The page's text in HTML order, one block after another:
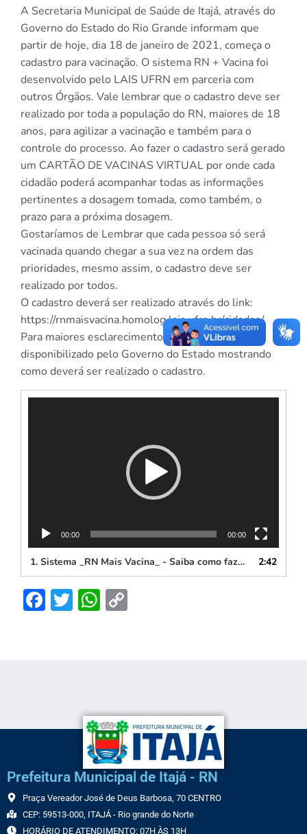
A Secretaria Municipal de Saúde de Itajá, através do
Governo do Estado do Rio Grande informam que
partir de hoje, dia 18 de janeiro de 2021, começa o
cadastro para vacinação. O sistema RN + Vacina foi
desenvolvido pelo LAIS UFRN em parceria com
outros Órgãos. Vale lembrar que o cadastro deve ser
realizado por toda a população do RN, maiores de 18
anos, para agilizar a vacinação e também para o
controle do processo. Ao fazer o cadastro será gerado
um CARTÃO DE VACINAS VIRTUAL por onde cada
cidadão poderá acompanhar todas as informações
pertinentes a dosagem tomada, como também, o
prazo para a próxima dosagem.
Gostaríamos de Lembrar que cada pessoa só será
vacinada quando chegar a sua vez na ordem das
prioridades, mesmo assim, o cadastro deve ser
realizado por todos.
O cadastro deverá ser realizado através do link:
https://rnmaisvacina.homolog.lais.ufrn.br/cidadao/
Para maiores esclarecimentos, assistam o vídeo
disponibilizado pelo Governo do Estado mostrando
como deverá ser realizado o cadastro.
00:00 00:00
1. Sistema _RN Mais Vacina_ - Saiba como fazer o seu cadastro 2:42
Facebook
TwitterWhatsApp
Prefeitura Municipal de Itajá - RN
Praça Vereador José de Deus Barbosa, 70 CENTRO
CEP: 59513-000, ITAJÁ - Rio grande do Norte
HORÁRIO DE ATENDIMENTO: 07H ÀS 13H